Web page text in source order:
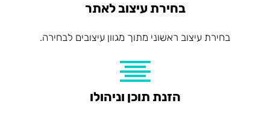
בחירת עיצוב לאתר
בחירת עיצוב ראשוני מתוך מגוון עיצובים לבחירה.
הזנת תוכן וניהולו